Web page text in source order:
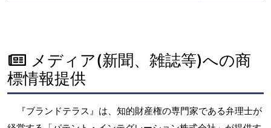
メディア(新聞、雑誌等)への商
標情報提供
『ブランドテラス』は、知的財産権の専門家である弁理士が